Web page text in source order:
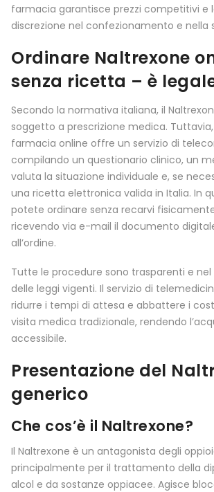
farmacia garantisce prezzi competitivi e
discrezione nel confezionamento e nella
Ordinare Naltrexone
senza ricetta – è
Secondo la normativa italiana, il
soggetto a prescrizione medica.
farmacia online offre un servizio di
compilando un questionario clinico, un
valuta la situazione individuale e, se
una ricetta elettronica valida in Italia. In
potete ordinare senza recarvi
ricevendo via e-mail il documento
all’ordine.
Tutte le procedure sono trasparenti e
delle leggi vigenti. Il servizio di
ridurre i tempi di attesa e abbattere i
visita medica tradizionale, rendendo
accessibile.
Presentazione del
generico
Che cos’è il Naltrexone?
Il Naltrexone è un antagonista degli
principalmente per il trattamento della
alcol e da sostanze oppiacee. Agisce